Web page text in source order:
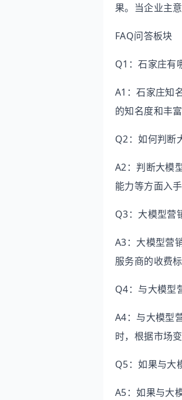
果。当企业主
FAQ问答板块
Q1：石家庄有
A1：石家庄知
的知名度和丰
Q2：如何判断
A2：判断大模
能力等方面入
Q3：大模型营
A3：大模型营
服务商的收费
Q4：与大模型
A4：与大模型
时，根据市场
Q5：如果与大
A5：如果与大